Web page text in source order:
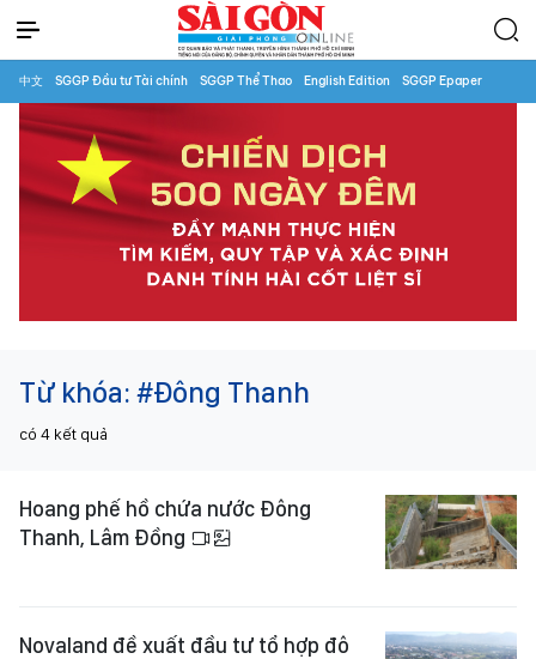
中文 SGGP Đầu tư Tài chính SGGP Thể Thao English Edition SGGP Epaper
Từ khóa: #Đông Thanh
có 4 kết quả
Hoang phế hồ chứa nước Đông
Thanh, Lâm Đồng
Novaland đề xuất đầu tư tổ hợp đô